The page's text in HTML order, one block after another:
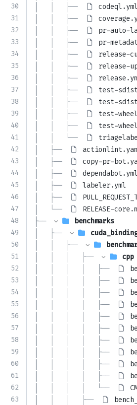
30
31
32
33
34
35
36
37
38
39
40
41
42
43
44
45
46
47
48
49
50
51
52
53
54
55
56
57
58
59
60
61
62
63
│   │   ├──
codeql.yml
│   │   ├──
│   │   ├──
pr-auto-
│   │   ├──
pr-
│   │   ├──
release-
│   │   ├──
release-
│   │   ├──
│   │   ├──
test-
│   │   ├──
test-
│   │   ├──
test-
│   │   ├──
test-
│   │   └──
│   ├──
│   ├──
copy-pr-
│   ├──
dependabot.yml
│   ├──
labeler.yml
│   ├──
│   └──
RELEASE-
├──
benchmarks
│   ├──
│   │   ├──
│   │   │   ├──
cpp
│   │   │   │   ├──
│   │   │   │   ├──
│   │   │   │   ├──
│   │   │   │   ├──
│   │   │   │   ├──
│   │   │   │   ├──
│   │   │   │   ├──
│   │   │   │   ├──
│   │   │   │   ├──
│   │   │   │   ├──
│   │   │   │   └──
│   │   │   ├──